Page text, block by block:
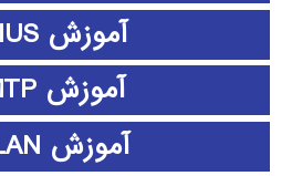
آموزش EDIUS
آموزش EMTP
آموزش ePLAN